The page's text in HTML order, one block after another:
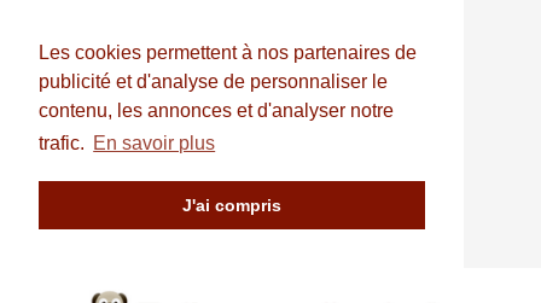
Les cookies permettent à nos partenaires de
publicité et d'analyse de personnaliser le
contenu, les annonces et d'analyser notre
trafic. En savoir plus
J'ai compris